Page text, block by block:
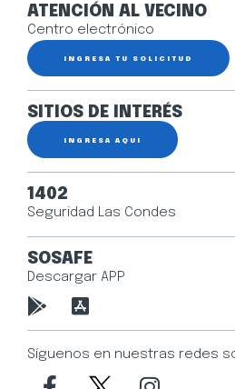
ATENCIÓN AL VECINO
Centro electrónico
INGRESA TU SOLICITUD
SITIOS DE INTERÉS
INGRESA AQUÍ
1402
Seguridad Las Condes
SOSAFE
Descargar APP
Síguenos en nuestras redes